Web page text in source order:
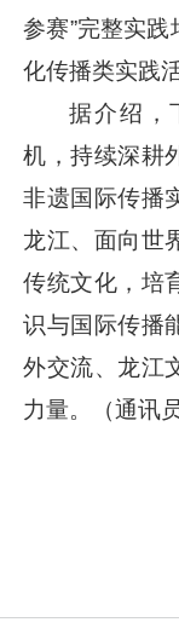
参赛”完整实
化传播类实践
据介绍，
机，持续深耕
非遗国际传播
龙江、面向世
传统文化，培
识与国际传播
外交流、龙江
力量。（通讯